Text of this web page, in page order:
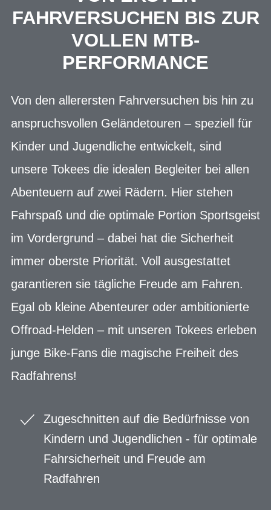
FAHRVERSUCHEN BIS ZUR
VOLLEN MTB-
PERFORMANCE
Von den allerersten Fahrversuchen bis hin zu
anspruchsvollen Geländetouren – speziell für
Kinder und Jugendliche entwickelt, sind
unsere Tokees die idealen Begleiter bei allen
Abenteuern auf zwei Rädern. Hier stehen
Fahrspaß und die optimale Portion Sportsgeist
im Vordergrund – dabei hat die Sicherheit
immer oberste Priorität. Voll ausgestattet
garantieren sie tägliche Freude am Fahren.
Egal ob kleine Abenteurer oder ambitionierte
Offroad-Helden – mit unseren Tokees erleben
junge Bike-Fans die magische Freiheit des
Radfahrens!
Zugeschnitten auf die Bedürfnisse von
Kindern und Jugendlichen - für optimale
Fahrsicherheit und Freude am
Radfahren